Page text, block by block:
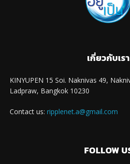
เกี่ยวกับเรา
KINYUPEN 15 Soi. Naknivas 49,
Ladpraw, Bangkok 10230
Contact us: ripplenet.a@gmail.com
FOLLOW